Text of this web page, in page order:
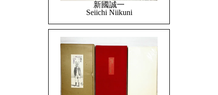
新國誠一
Seiichi Niikuni